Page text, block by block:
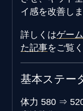
イ感を改善しま
詳しくはゲー
た記事をご覧
基本ステー
体力 580 ⇒